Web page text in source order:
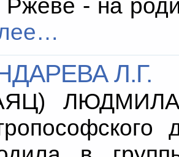
Ржеве - на
Л.Г.